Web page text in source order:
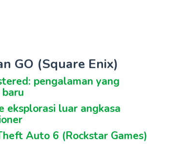
GO (Square Enix)
pengalaman yang
eksplorasi luar angkasa
Auto 6 (Rockstar Games)